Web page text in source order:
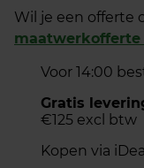
Wil je een offerte
maatwerkofferte
Voor 14:00
Gratis
€125 excl btw
Kopen via